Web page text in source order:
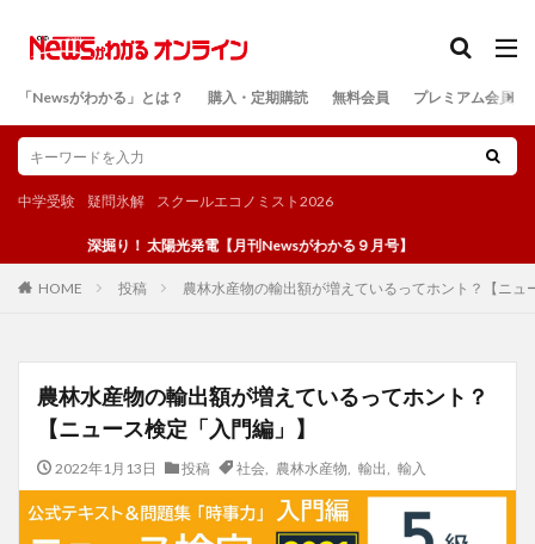
「Newsがわかる」とは？ 購入・定期購読 無料会員 プレミアム会員
中学受験 疑問氷解 スクールエコノミスト2026
深掘り！ 太陽光発電【月刊Newsがわかる９月号】
HOME 投稿 農林水産物の輸出額が増えているってホント？【ニュ
農林水産物の輸出額が増えているってホント？
【ニュース検定「入門編」】
2022年1月13日 投稿 社会, 農林水産物 輸出 輸入
検索